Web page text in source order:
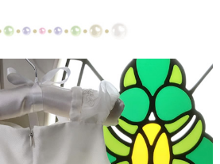
ドリメイク】フレーム型ミニチ
スカートとショールとコサージ